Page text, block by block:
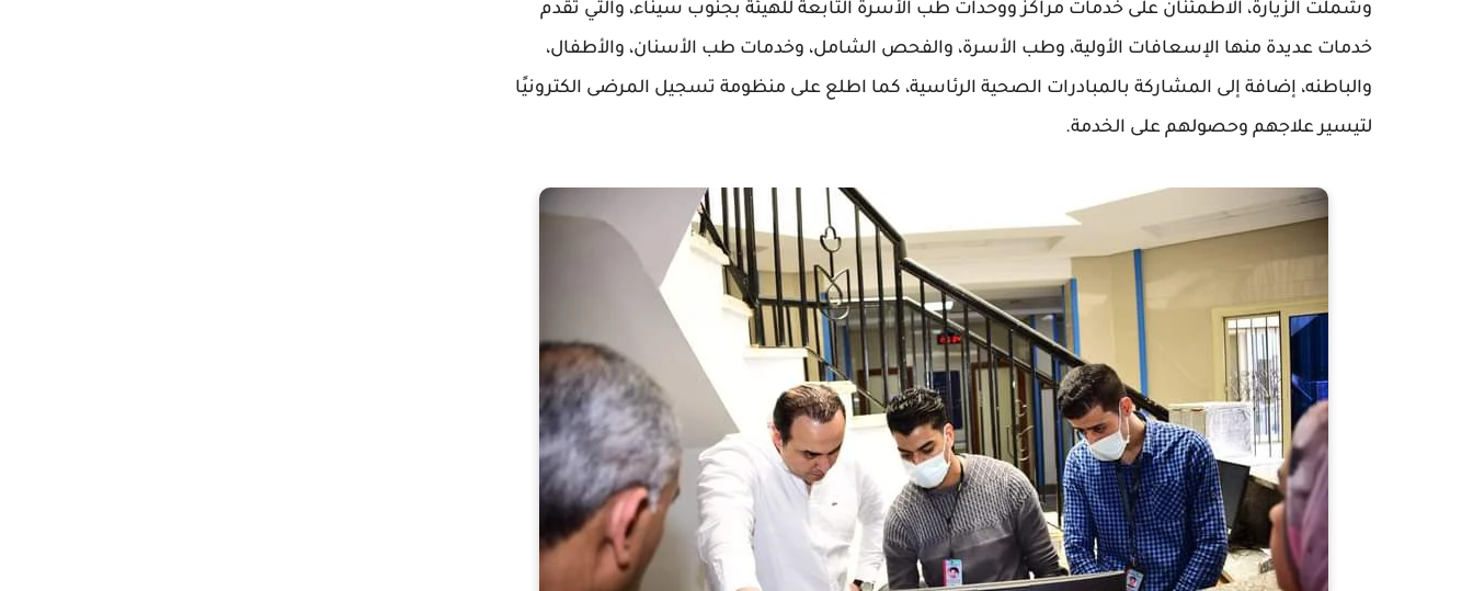
وشملت الزيارة، الاطمئنان على خدمات مراكز ووحدات طب الأسرة التابعة للهيئة بجنوب سيناء، والتي تقدم
خدمات عديدة منها الإسعافات الأولية، وطب الأسرة، والفحص الشامل، وخدمات طب الأسنان، والأطفال،
والباطنه، إضافة إلى المشاركة بالمبادرات الصحية الرئاسية، كما اطلع على منظومة تسجيل المرضى الكترونيًا
لتيسير علاجهم وحصولهم على الخدمة.